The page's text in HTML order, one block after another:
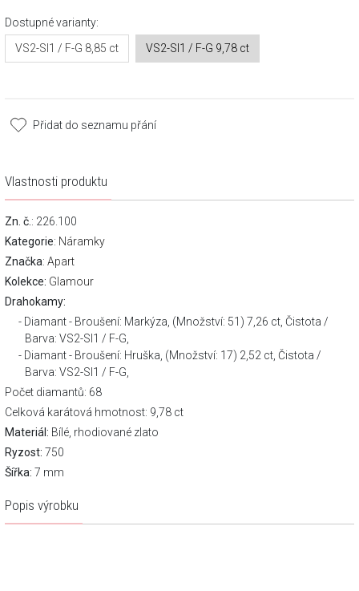
Dostupné varianty:
VS2-SI1 / F-G 8,85 ct
VS2-SI1 / F-G 9,78 ct
Přidat do seznamu přání
Vlastnosti produktu
Zn. č. : 226.100
Kategorie: Náramky
Značka: Apart
Kolekce: Glamour
Drahokamy:
Diamant - Broušení: Markýza, (Množství: 51) 7,26 ct, Čistota /
Barva: VS2-SI1 / F-G,
Diamant - Broušení: Hruška, (Množství: 17) 2,52 ct, Čistota /
Barva: VS2-SI1 / F-G,
Počet diamantů: 68
Celková karátová hmotnost: 9,78 ct
Materiál: Bílé, rhodiované zlato
Ryzost: 750
Šířka: 7 mm
Popis výrobku